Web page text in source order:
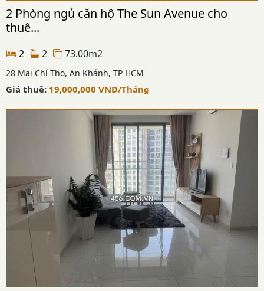
2 Phòng ngủ căn hộ The Sun Avenue cho
thuê...
2 2 73.00m2
28 Mai Chí Thọ, An Khánh, TP HCM
Giá thuê: 19,000,000 VND/Tháng